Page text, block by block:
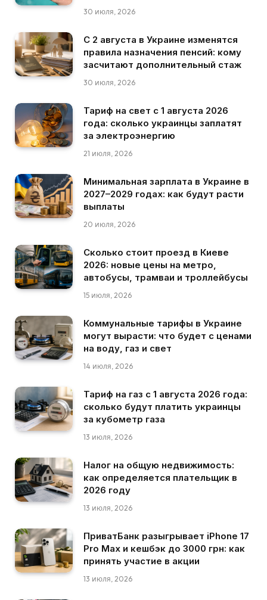
30 июля, 2026
С 2 августа в Украине изменятся
правила назначения пенсий: кому
засчитают дополнительный стаж
30 июля, 2026
Тариф на свет с 1 августа 2026
года: сколько украинцы заплатят
за электроэнергию
21 июля, 2026
Минимальная зарплата в Украине в
2027–2029 годах: как будут расти
выплаты
20 июля, 2026
Сколько стоит проезд в Киеве
2026: новые цены на метро,
автобусы, трамваи и троллейбусы
15 июля, 2026
Коммунальные тарифы в Украине
могут вырасти: что будет с ценами
на воду, газ и свет
14 июля, 2026
Тариф на газ с 1 августа 2026 года:
сколько будут платить украинцы
за кубометр газа
13 июля, 2026
Налог на общую недвижимость:
как определяется плательщик в
2026 году
13 июля, 2026
ПриватБанк разыгрывает iPhone 17
Pro Max и кешбэк до 3000 грн: как
принять участие в акции
13 июля, 2026